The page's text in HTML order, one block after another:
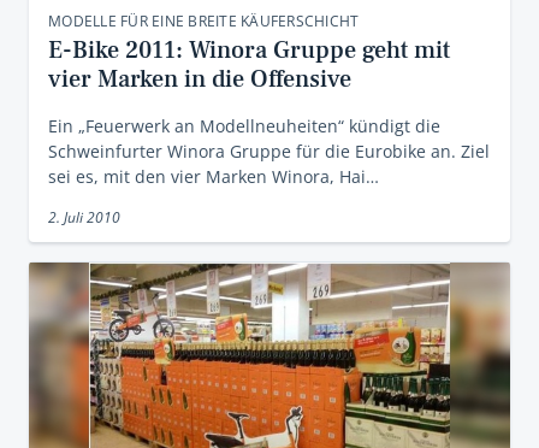
MODELLE FÜR EINE BREITE KÄUFERSCHICHT
E-Bike 2011: Winora Gruppe geht mit
vier Marken in die Offensive
Ein „Feuerwerk an Modellneuheiten“ kündigt die
Schweinfurter Winora Gruppe für die Eurobike an. Ziel
sei es, mit den vier Marken Winora, Hai…
2. Juli 2010